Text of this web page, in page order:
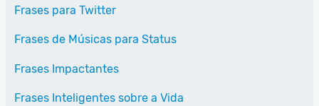
Frases para Twitter
Frases de Músicas para Status
Frases Impactantes
Frases Inteligentes sobre a Vida